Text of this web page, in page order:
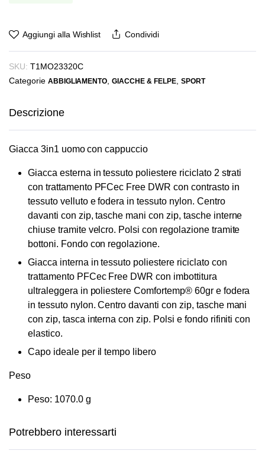
Aggiungi alla Wishlist Condividi
SKU: T1MO23320C
Categorie ABBIGLIAMENTO ,GIACCHE & FELPE, SPORT
Descrizione
Giacca 3in1 uomo con cappuccio
Giacca esterna in tessuto poliestere riciclato 2 strati
con trattamento PFCec Free DWR con contrasto in
tessuto velluto e fodera in tessuto nylon. Centro
davanti con zip, tasche mani con zip, tasche interne
chiuse tramite velcro. Polsi con regolazione tramite
bottoni. Fondo con regolazione.
Giacca interna in tessuto poliestere riciclato con
trattamento PFCec Free DWR con imbottitura
ultraleggera in poliestere Comfortemp® 60gr e fodera
in tessuto nylon. Centro davanti con zip, tasche mani
con zip, tasca interna con zip. Polsi e fondo rifiniti con
elastico.
Capo ideale per il tempo libero
Peso
Peso: 1070.0 g
Potrebbero interessarti
Questo
varianti.
Le
Le